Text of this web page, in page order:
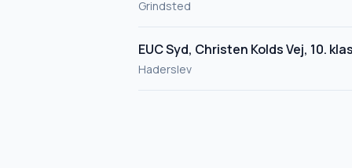
Grindsted
EUC Syd, Christen Kolds Vej, 10.
Haderslev